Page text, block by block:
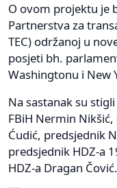
O ovom projektu je
Partnerstva za
TEC) održanoj u
posjeti bh.
Washingtonu i New
Na sastanak su
FBiH Nermin
Ćudić, predsjednik
predsjednik HDZ-a
HDZ-a Dragan Čović.